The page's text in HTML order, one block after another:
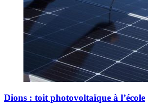
Dions : toit photovoltaïque à l’école